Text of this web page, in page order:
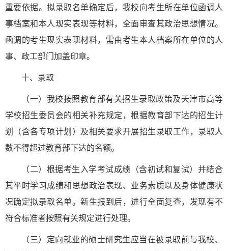
重要依据。拟录取名单确定后，我校向考生所在单位函调人
事档案和本人现实表现等材料，全面审查其政治思想情况。
函调的考生现实表现材料，需由考生本人档案所在单位的人
事、政工部门加盖印章。
十、录取
（一）我校按照教育部有关招生录取政策及天津市高等
学校招生委员会的相关补充规定，根据教育部下达的招生计
划（含各专项计划）及相关要求开展招生录取工作，录取人
数不得超过教育部下达的名额。
（二）根据考生入学考试成绩（含初试和复试）并结合
其平时学习成绩和思想政治表现、业务素质以及身体健康状
况确定拟录取名单。新生报到后，进行全面复查，发现有不
符合标准者按照有关规定进行处理。
（三）定向就业的硕士研究生应当在被录取前与我校、